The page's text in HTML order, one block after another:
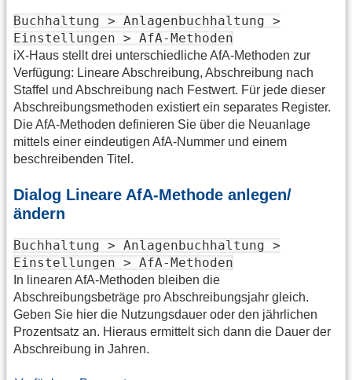
Buchhaltung > Anlagenbuchhaltung >
Einstellungen > AfA-Methoden
iX-Haus stellt drei unterschiedliche AfA-Methoden zur
Verfügung: Lineare Abschreibung, Abschreibung nach
Staffel und Abschreibung nach Festwert. Für jede dieser
Abschreibungsmethoden existiert ein separates Register.
Die AfA-Methoden definieren Sie über die Neuanlage
mittels einer eindeutigen AfA-Nummer und einem
beschreibenden Titel.
Dialog Lineare AfA-Methode anlegen/
ändern
Buchhaltung > Anlagenbuchhaltung >
Einstellungen > AfA-Methoden
In linearen AfA-Methoden bleiben die
Abschreibungsbeträge pro Abschreibungsjahr gleich.
Geben Sie hier die Nutzungsdauer oder den jährlichen
Prozentsatz an. Hieraus ermittelt sich dann die Dauer der
Abschreibung in Jahren.